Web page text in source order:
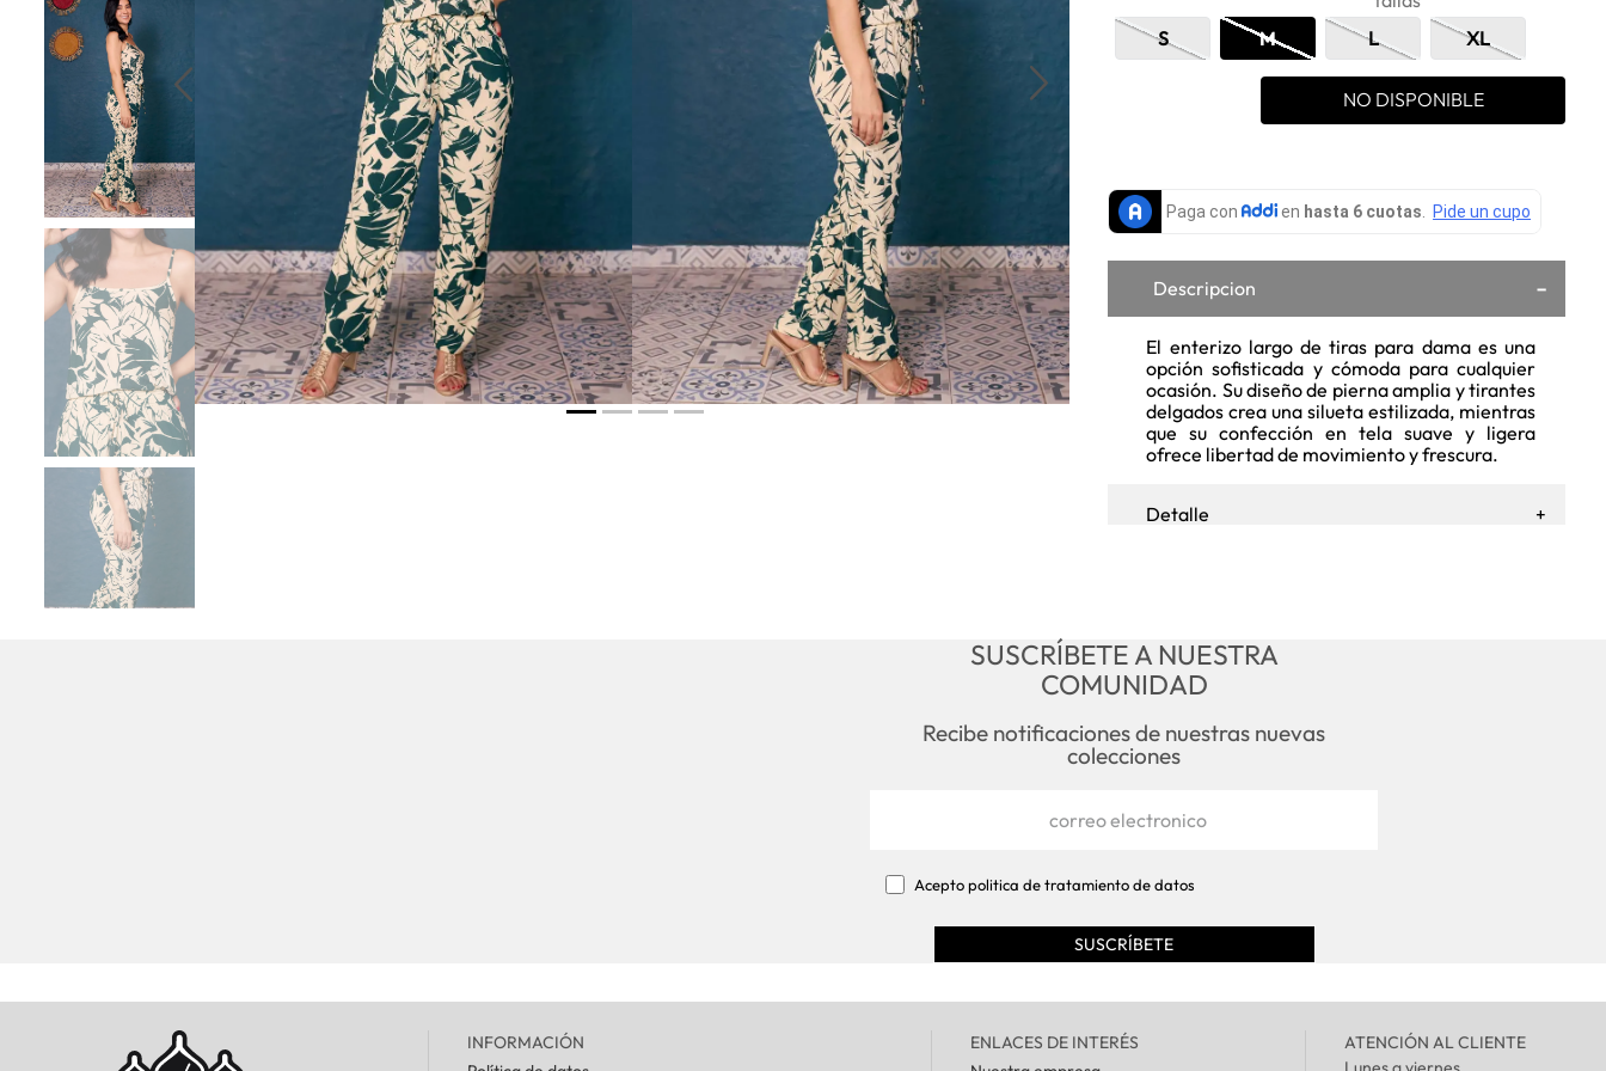
S
M L XL
NO DISPONIBLE
Descripcion
El enterizo largo de tiras para dama es una
opción sofisticada y cómoda para cualquier
ocasión. Su diseño de pierna amplia y tirantes
delgados crea una silueta estilizada, mientras
que su confección en tela suave y ligera
ofrece libertad de movimiento y frescura.
Detalle
Cambios y devoluciones
SUSCRÍBETE A NUESTRA
COMUNIDAD
Recibe notificaciones de nuestras nuevas
colecciones
Acepto politica de tratamiento de datos
INFORMACIÓN
ENLACES DE INTERÉS
ATENCIÓN AL CLIENTE
chaqueta